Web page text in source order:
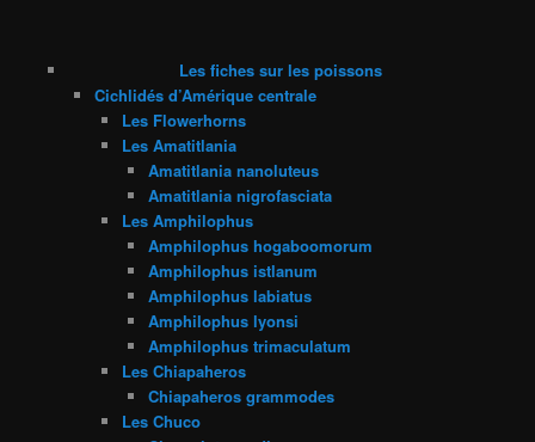
Les fiches sur les poissons
Cichlidés d’Amérique centrale
Les Flowerhorns
Les Amatitlania
Amatitlania nanoluteus
Amatitlania nigrofasciata
Les Amphilophus
Amphilophus hogaboomorum
Amphilophus istlanum
Amphilophus labiatus
Amphilophus lyonsi
Amphilophus trimaculatum
Les Chiapaheros
Chiapaheros grammodes
Les Chuco